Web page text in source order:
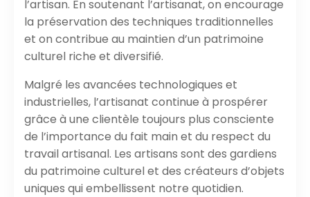
l’artisan. En soutenant l’artisanat, on encourage
la préservation des techniques traditionnelles
et on contribue au maintien d’un patrimoine
culturel riche et diversifié.
Malgré les avancées technologiques et
industrielles, l’artisanat continue à prospérer
grâce à une clientèle toujours plus consciente
de l’importance du fait main et du respect du
travail artisanal. Les artisans sont des gardiens
du patrimoine culturel et des créateurs d’objets
uniques qui embellissent notre quotidien.